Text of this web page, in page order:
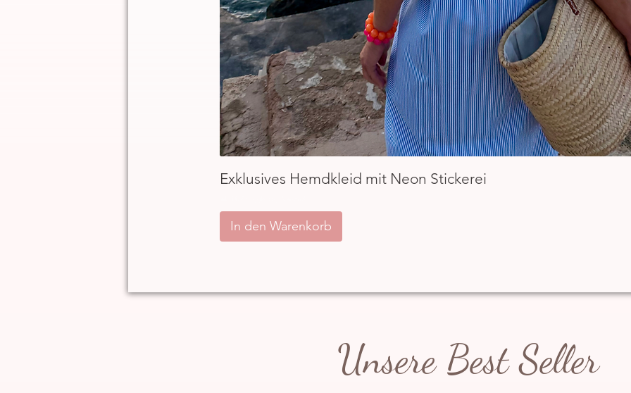
Schnellansicht
Exklusives Hemdkleid mit Neon Stickerei
In den Warenkorb
Unsere Best Seller